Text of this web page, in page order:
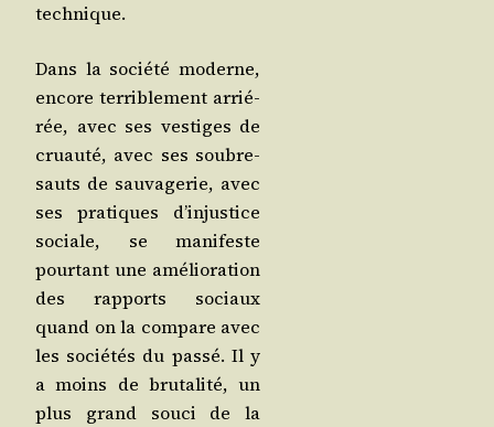
technique.
Dans la socié­té moderne,
encore ter­ri­ble­ment arrié­
rée, avec ses ves­tiges de
cruau­té, avec ses sou­bre­
sauts de sau­va­ge­rie, avec
ses pra­tiques d’in­jus­tice
sociale, se mani­feste
pour­tant une amé­lio­ra­tion
des rap­ports sociaux
quand on la com­pare avec
les socié­tés du pas­sé. Il y
a moins de bru­ta­li­té, un
plus grand sou­ci de la